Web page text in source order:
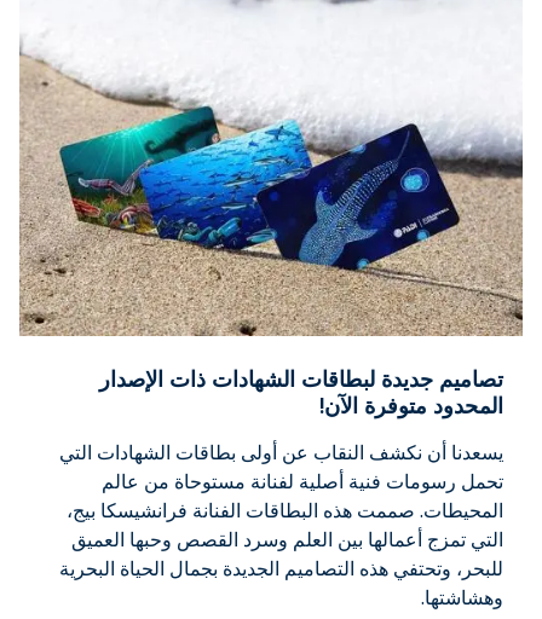
تصاميم جديدة لبطاقات الشهادات ذات الإصدار
المحدود متوفرة الآن!
يسعدنا أن نكشف النقاب عن أولى بطاقات الشهادات التي
تحمل رسومات فنية أصلية لفنانة مستوحاة من عالم
المحيطات. صممت هذه البطاقات الفنانة فرانشيسكا بيج،
التي تمزج أعمالها بين العلم وسرد القصص وحبها العميق
للبحر، وتحتفي هذه التصاميم الجديدة بجمال الحياة البحرية
وهشاشتها.